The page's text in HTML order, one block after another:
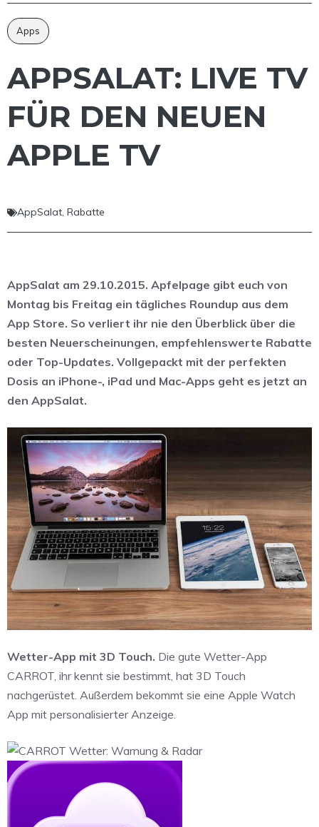
Apps
APPSALAT: LIVE TV
FÜR DEN NEUEN
APPLE TV
AppSalat, Rabatte
AppSalat am 29.10.2015. Apfelpage gibt euch von
Montag bis Freitag ein tägliches Roundup aus dem
App Store. So verliert ihr nie den Überblick über die
besten Neuerscheinungen, empfehlenswerte Rabatte
oder Top-Updates. Vollgepackt mit der perfekten
Dosis an iPhone-, iPad und Mac-Apps geht es jetzt an
den AppSalat.
Wetter-App mit 3D Touch. Die gute Wetter-App
CARROT, ihr kennt sie bestimmt, hat 3D Touch
nachgerüstet. Außerdem bekommt sie eine Apple Watch
App mit personalisierter Anzeige.